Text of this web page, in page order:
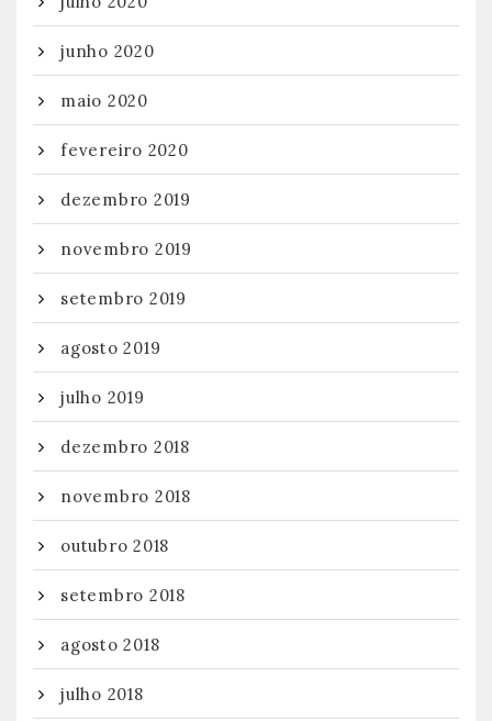
junho 2020
maio 2020
fevereiro 2020
dezembro 2019
novembro 2019
setembro 2019
agosto 2019
julho 2019
dezembro 2018
novembro 2018
outubro 2018
setembro 2018
agosto 2018
julho 2018